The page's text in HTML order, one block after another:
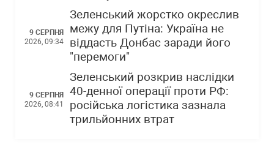
9 СЕРПНЯ
2026, 09:34
Зеленський жорстко окреслив
межу для Путіна: Україна не
віддасть Донбас заради його
"перемоги"
9 СЕРПНЯ
2026, 08:41
Зеленський розкрив наслідки
40-денної операції проти РФ:
російська логістика зазнала
трильйонних втрат